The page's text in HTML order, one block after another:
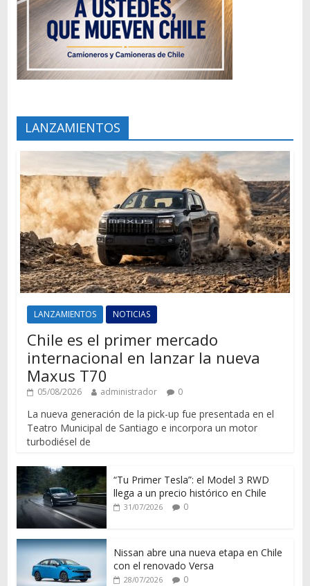
LANZAMIENTOS
LANZAMIENTOS NOTICIAS
Chile es el primer mercado
internacional en lanzar la nueva
Maxus T70
05/08/2026 administrador 0
La nueva generación de la pick-up fue presentada en el
Teatro Municipal de Santiago e incorpora un motor
turbodiésel de
“Tu Primer Tesla”: el Model 3 RWD
llega a un precio histórico en Chile
31/07/2026 0
Nissan abre una nueva etapa en Chile
con el renovado Versa
28/07/2026 0